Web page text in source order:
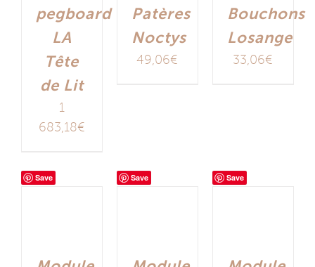
pegboard
LA
Tête
de Lit
1
683,18€
Patères
Noctys
49,06€
Bouchons
Losange
33,06€
Save Save Save